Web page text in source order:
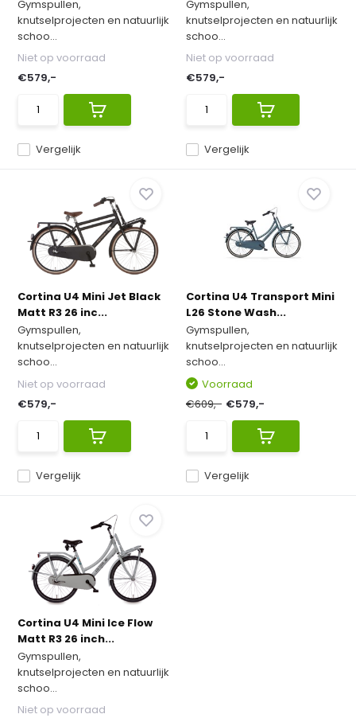
Gymspullen,
knutselprojecten en natuurlijk
schoo...
Vergelijk
Niet op voorraad
€579,-
Gymspullen,
knutselprojecten en natuurlijk
schoo...
Vergelijk
Niet op voorraad
€579,-
Cortina U4 Mini Jet Black
Matt R3 26 inc...
Gymspullen,
knutselprojecten en natuurlijk
schoo...
Vergelijk
Niet op voorraad
€579,-
Cortina U4 Transport Mini
L26 Stone Wash...
Gymspullen,
knutselprojecten en natuurlijk
schoo...
Vergelijk
Voorraad
€609,- €579,-
Cortina U4 Mini Ice Flow
Matt R3 26 inch...
Gymspullen,
knutselprojecten en natuurlijk
schoo...
Niet op voorraad